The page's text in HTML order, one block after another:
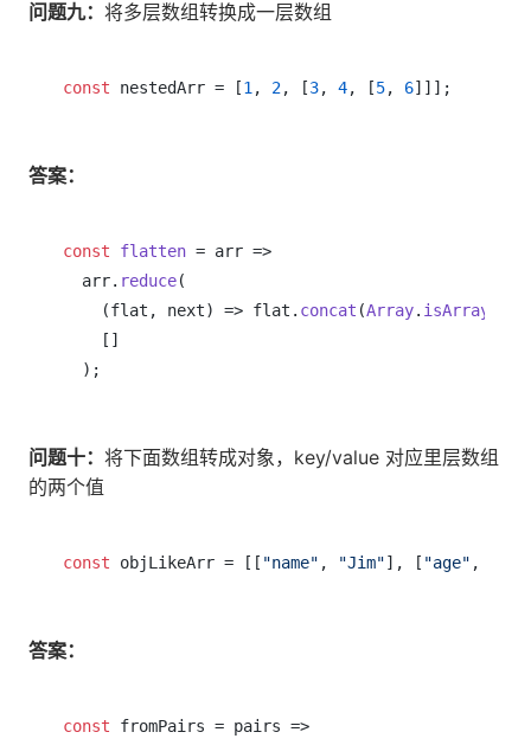
问题九： 将多层数组转换成一层数组
const nestedArr = [1, 2, [3, 4, [5, 6
答案：
const flatten = arr =>
  arr.
reduce(
(flat, next) => flat. concat (Array. isArray
    []
问题十： 将下面数组转成对象，key/value 对应里层数组
的两个值
const objLikeArr = [[ "name" , "Jim"], [ "age" ,
答案：
const fromPairs = pairs =>